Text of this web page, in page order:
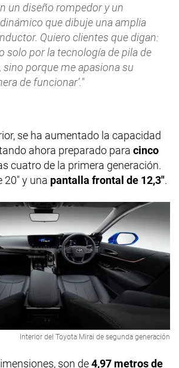
un diseño rompedor y un
que dibuje una amplia
Quiero clientes que digan:
solo por la tecnología de pila de
porque me apasiona su
de funcionar’."
se ha aumentado la capacidad
ahora preparado para cinco
cuatro de la primera generación.
20" y una pantalla frontal de 12,3".
Interior del Toyota Mirai de segunda generación
son de4,97 metros de